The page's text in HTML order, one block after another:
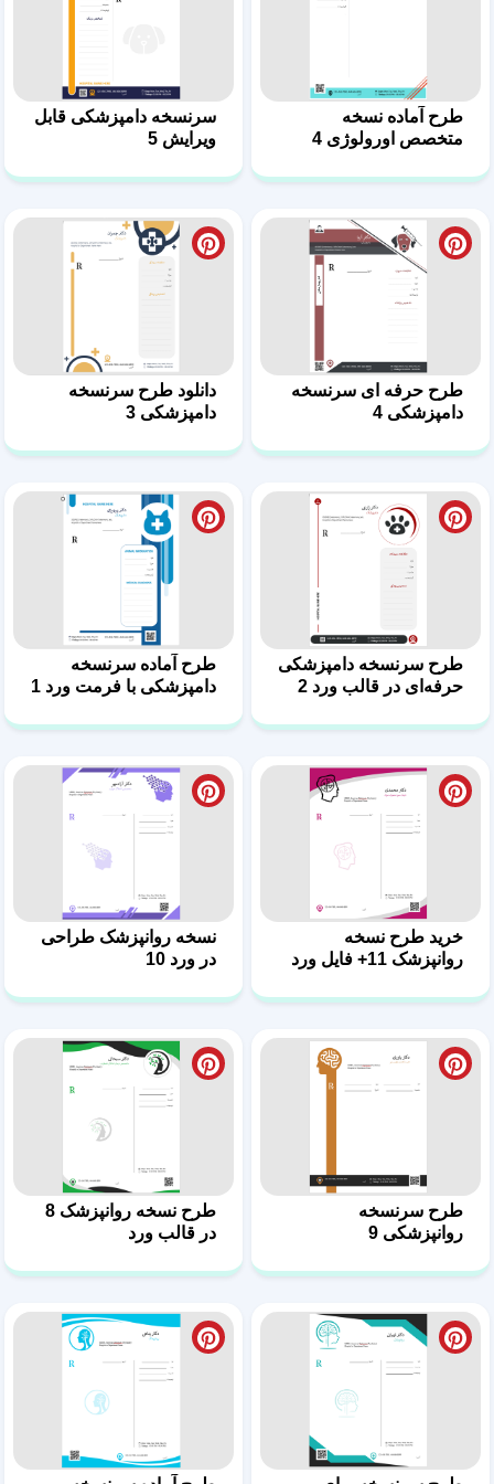
طرح حرفه ای سرنسخه
دامپزشکی 4
دامپزشکی 3
حرفه‌ای در قالب ورد 2
طرح آماده سرنسخه
دامپزشکی با فرمت ورد 1
روانپزشک 11+ فایل ورد
نسخه روانپزشک طراحی
در ورد 10
طرح سرنسخه
روانپزشکی 9
در قالب ورد
روانشناس و روانپزشک 7
طرح آماده سرنسخه
روانپزشک 6
طرح سر نسخه متخصص
مغز و روان 5
طرح نسخه برای
متخصص مغز و
دسته‌بندی
صفحه ۴از۱۱